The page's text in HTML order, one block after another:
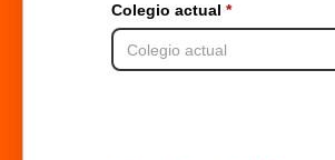
Colegio actual